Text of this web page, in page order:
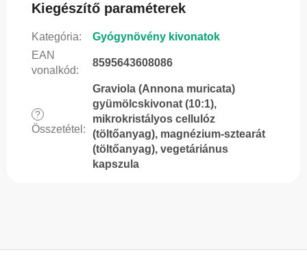
Kiegészítő paraméterek
Kategória:
Gyógynövény kivonatok
EAN
vonalkód:
8595643608086
?
Összetétel :
Graviola (Annona muricata)
gyümölcskivonat (10:1),
mikrokristályos cellulóz
(töltőanyag), magnézium-sztearát
(töltőanyag), vegetáriánus
kapszula